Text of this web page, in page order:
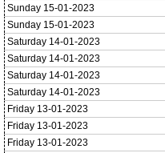
Sunday 15-01-2023
Sunday 15-01-2023
Saturday 14-01-2023
Saturday 14-01-2023
Saturday 14-01-2023
Saturday 14-01-2023
Friday 13-01-2023
Friday 13-01-2023
Friday 13-01-2023